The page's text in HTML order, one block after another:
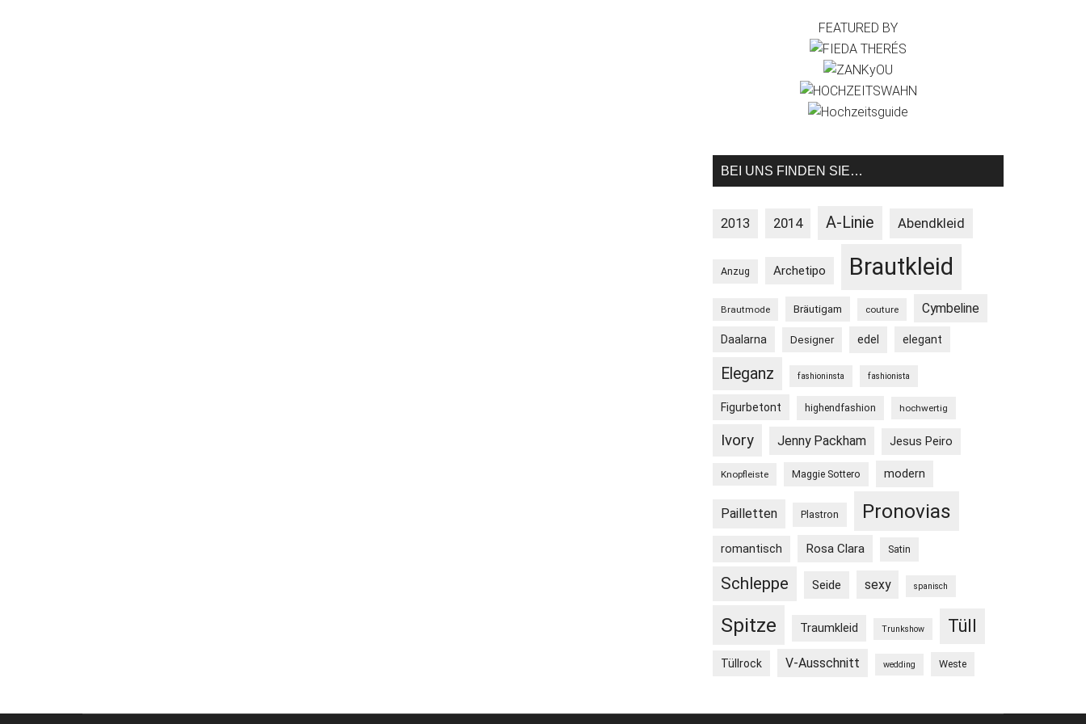
FEATURED BY
BEI UNS FINDEN SIE…
2013 2014 A-Linie Abendkleid
Anzug Archetipo Brautkleid
Brautmode Bräutigam couture Cymbeline
Daalarna Designer edel elegant
Eleganz fashioninsta fashionista
Figurbetont highendfashion hochwertig
Ivory Jenny Packham Jesus Peiro
Knopfleiste Maggie Sottero modern
Pailletten Plastron Pronovias
romantisch Rosa Clara Satin
Schleppe Seide sexy spanisch
Spitze Traumkleid Trunkshow Tüll
Tüllrock V-Ausschnitt wedding Weste